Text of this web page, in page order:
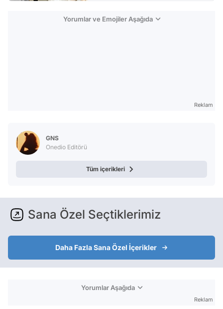
Yorumlar ve Emojiler Aşağıda
Reklam
GNS
Onedio Editörü
Tüm içerikleri
Sana Özel Seçtiklerimiz
Daha Fazla Sana Özel İçerikler
Yorumlar Aşağıda
Reklam